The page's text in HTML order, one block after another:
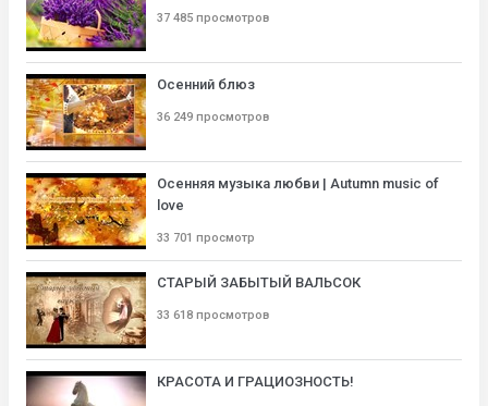
37 485 просмотров
Осенний блюз
36 249 просмотров
Осенняя музыка любви | Autumn music of
love
33 701 просмотр
СТАРЫЙ ЗАБЫТЫЙ ВАЛЬСОК
33 618 просмотров
КРАСОТА И ГРАЦИОЗНОСТЬ!